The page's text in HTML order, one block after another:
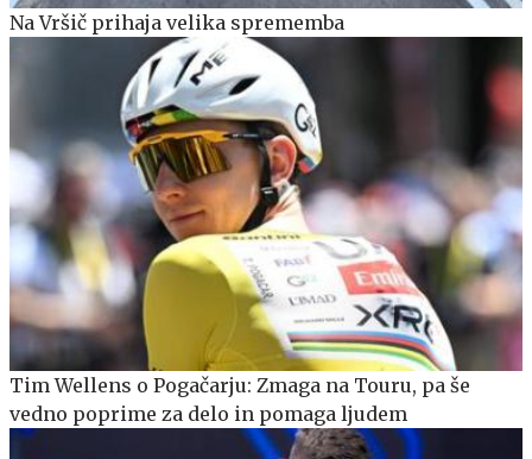
Na Vršič prihaja velika sprememba
Tim Wellens o Pogačarju: Zmaga na Touru, pa še
vedno poprime za delo in pomaga ljudem